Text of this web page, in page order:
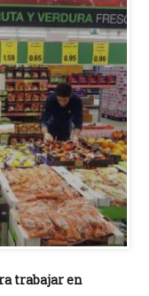
trabajar en